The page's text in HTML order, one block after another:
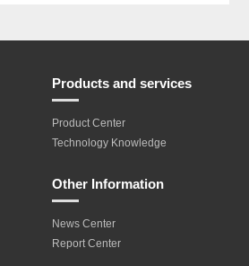
Products and services
Product Center
Technology Knowledge
Other Information
News Center
Report Center